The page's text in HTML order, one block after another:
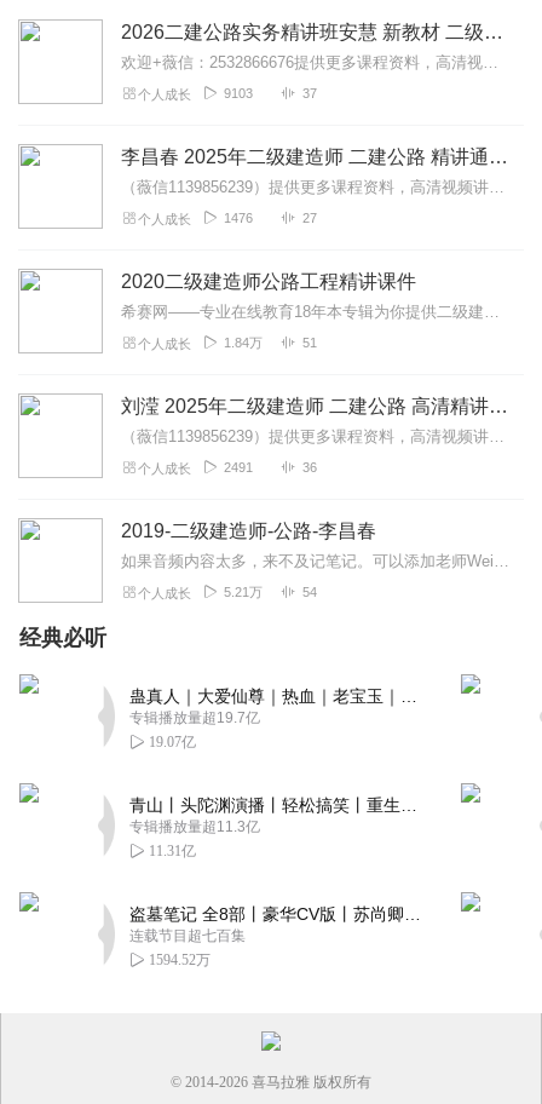
2026二建公路实务精讲班安慧 新教材 二级建造师
欢迎+薇信：2532866676提供更多课程资料，高清视频讲义题
个人成长 9103 37
李昌春 2025年二级建造师 二建公路 精讲通关班
（薇信1139856239）提供更多课程资料，高清视频讲义题
个人成长 1476 27
2020二级建造师公路工程精讲课件
希赛网——专业在线教育18年本专辑为你提供二级建造师建筑工程精讲知识点。观看完整视频/免费直播课/在线刷题/获取更多考试资料，请手机各大应用市场搜索下载APP：...
个人成长 1.84万 51
刘滢 2025年二级建造师 二建公路 高清精讲班
（薇信1139856239）提供更多课程资料，高清视频讲义题
个人成长 2491 36
2019-二级建造师-公路-李昌春
如果音频内容太多，来不及记笔记。可以添加老师Weixin：18037320095，免费领取讲义和查看相关视频。【重要通知】：新思维二级建造师培训火爆招生中，...
个人成长 5.21万 54
经典必听
专辑播放量超19.7亿
19.07亿
专辑播放量超11.3亿
11.31亿
连载节目超七百集
1594.52万
© 2014-2026 喜马拉雅 版权所有